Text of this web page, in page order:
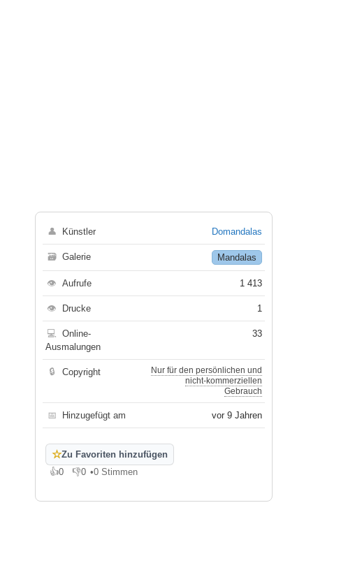
👤 Künstler Domandalas
🗃 Galerie Mandalas
👁 Aufrufe 1 413
👁 Drucke 1
💻
Online-
Ausmalungen
33
🔒 Copyright
Nur für den persönlichen und
nicht-kommerziellen
Gebrauch
📅 Hinzugefügt am vor 9 Jahren
☆Zu Favoriten hinzufügen
👍0
Gefällt mir
👎0
Gefällt mir nicht
•0 Stimmen